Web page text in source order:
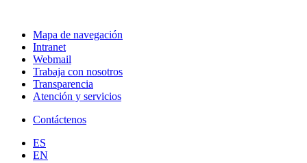
Mapa de navegación
Intranet
Webmail
Trabaja con nosotros
Transparencia
Atención y servicios
Contáctenos
ES
EN